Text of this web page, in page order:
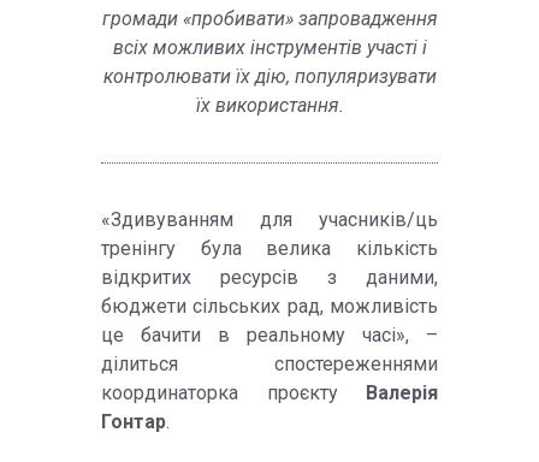
громади «пробивати» запровадження
всіх можливих інструментів участі і
контролювати їх дію, популяризувати
їх використання.
«Здивуванням для учасників/ць
тренінгу була велика кількість
відкритих ресурсів з даними,
бюджети сільських рад, можливість
це бачити в реальному часі», –
ділиться спостереженнями
координаторка проєкту Валерія
Гонтар.